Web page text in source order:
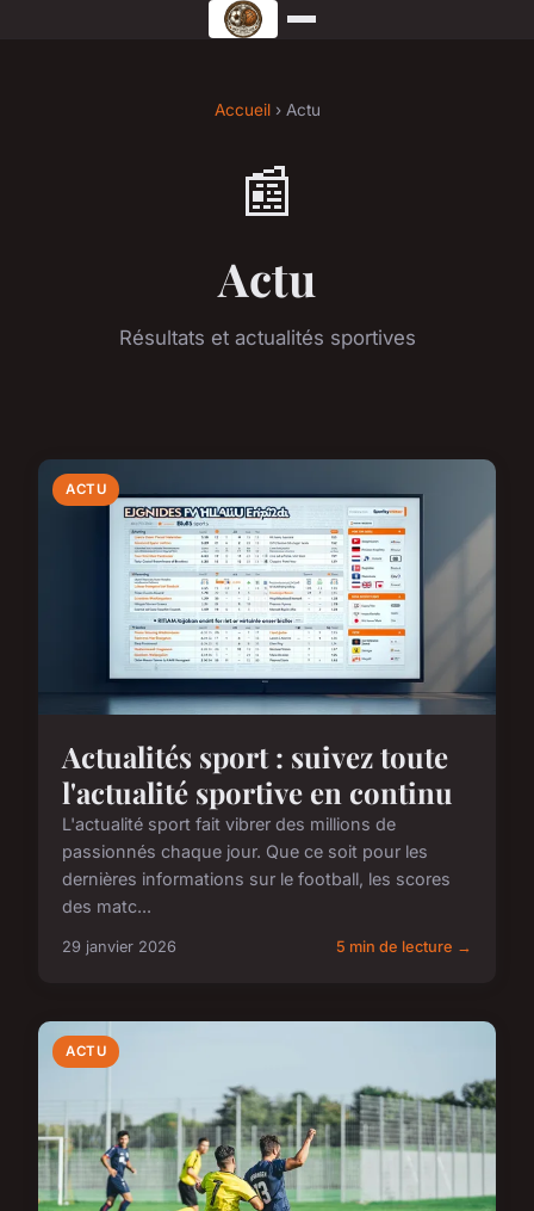
Accueil› Actu
📰
Actu
Résultats et actualités sportives
ACTU
Actualités sport : suivez toute
l'actualité sportive en continu
L'actualité sport fait vibrer des millions de
passionnés chaque jour. Que ce soit pour les
dernières informations sur le football, les scores
des matc...
29 janvier 2026 5 min de lecture →
ACTU